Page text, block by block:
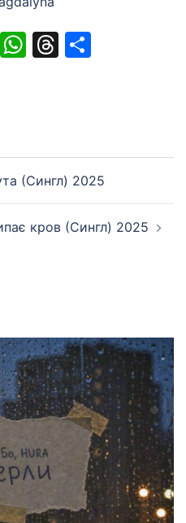
Bluesky
WhatsApp
Threads
(Сингл) 2025
кров (Сингл) 2025